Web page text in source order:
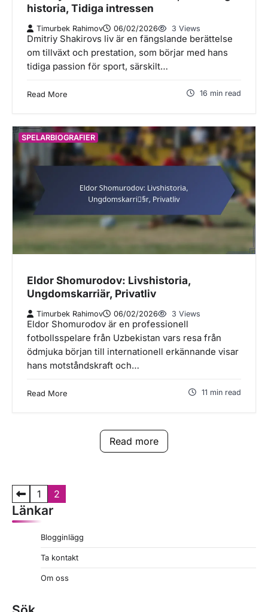
historia, Tidiga intressen
Timurbek Rahimov 06/02/2026 3 Views
Dmitriy Shakirovs liv är en fängslande berättelse
om tillväxt och prestation, som börjar med hans
tidiga passion för sport, särskilt…
Read More 16 min read
SPELARBIOGRAFIER
Eldor Shomurodov: Livshistoria,
Ungdomskarriär, Privatliv
Timurbek Rahimov 06/02/2026 3 Views
Eldor Shomurodov är en professionell
fotbollsspelare från Uzbekistan vars resa från
ödmjuka början till internationell erkännande visar
hans motståndskraft och…
Read More 11 min read
Read more
P
o
a
1 2
Länkar
Blogginlägg
Ta kontakt
Om oss